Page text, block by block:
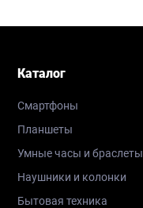
Каталог
Смартфоны
Планшеты
Умные часы и браслеты
Наушники и колонки
Бытовая техника